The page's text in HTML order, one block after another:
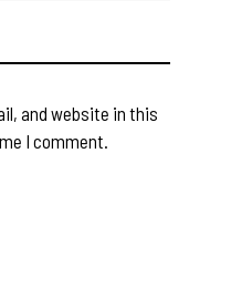
and website in this
I comment.